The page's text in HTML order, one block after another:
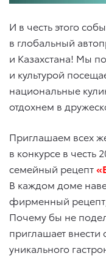
И в честь этого
в глобальный
и Казахстана! Мы
и культурой
национальные
отдохнем в
Приглашаем всех
в конкурсе в
семейный рецепт
В каждом доме
фирменный рецепт,
Почему бы не
приглашает внести
уникального